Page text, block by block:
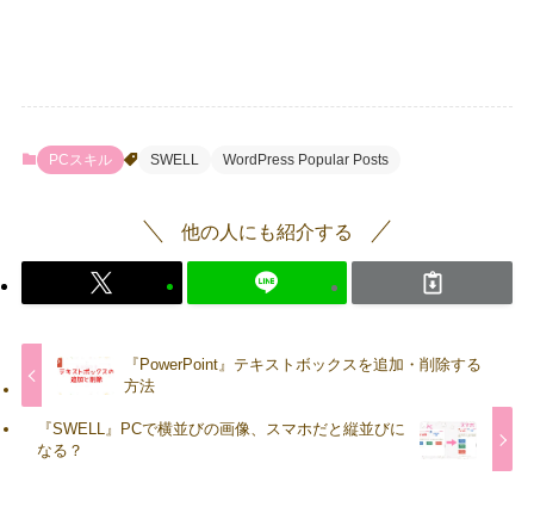
PCスキル SWELL WordPress Popular Posts
他の人にも紹介する
『PowerPoint』テキストボックスを追加・削除する
方法
『SWELL』PCで横並びの画像、スマホだと縦並びに
なる？